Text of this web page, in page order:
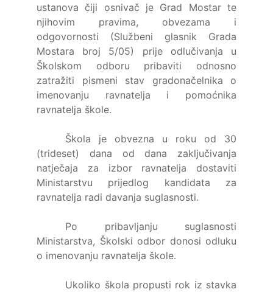
ustanova čiji osnivač je Grad Mostar te
njihovim pravima, obvezama i
odgovornosti (Službeni glasnik Grada
Mostara broj 5/05) prije odlučivanja u
Školskom odboru pribaviti odnosno
zatražiti pismeni stav gradonačelnika o
imenovanju ravnatelja i pomoćnika
ravnatelja škole.
Škola je obvezna u roku od 30
(trideset) dana od dana zaključivanja
natječaja za izbor ravnatelja dostaviti
Ministarstvu prijedlog kandidata za
ravnatelja radi davanja suglasnosti.
Po pribavljanju suglasnosti
Ministarstva, Školski odbor donosi odluku
o imenovanju ravnatelja škole.
Ukoliko škola propusti rok iz stavka